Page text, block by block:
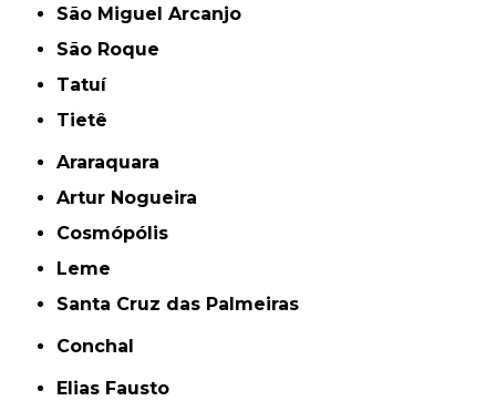
São Miguel Arcanjo
São Roque
Tatuí
Tietê
Araraquara
Artur Nogueira
Cosmópólis
Leme
Santa Cruz das Palmeiras
Conchal
Elias Fausto